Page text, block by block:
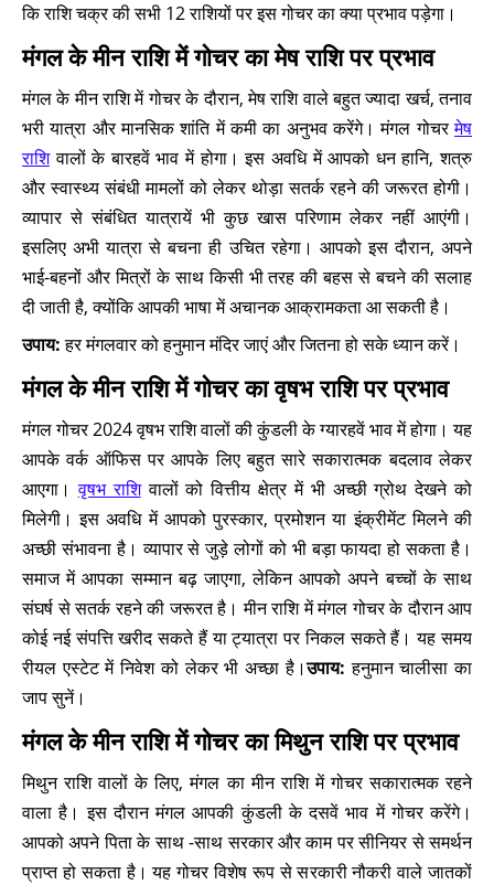
कि राशि चक्र की सभी 12 राशियों पर इस गोचर का क्या प्रभाव पड़ेगा।
मंगल के मीन राशि में गोचर का मेष राशि पर प्रभाव
मंगल के मीन राशि में गोचर के दौरान, मेष राशि वाले बहुत ज्यादा खर्च, तनाव
भरी यात्रा और मानसिक शांति में कमी का अनुभव करेंगे। मंगल गोचरमेष
राशिवालों के बारहवें भाव में होगा। इस अवधि में आपको धन हानि, शत्रु
और स्वास्थ्य संबंधी मामलों को लेकर थोड़ा सतर्क रहने की जरूरत होगी।
व्यापार से संबंधित यात्रायें भी कुछ खास परिणाम लेकर नहीं आएंगी।
इसलिए अभी यात्रा से बचना ही उचित रहेगा। आपको इस दौरान, अपने
भाई-बहनों और मित्रों के साथ किसी भी तरह की बहस से बचने की सलाह
दी जाती है, क्योंकि आपकी भाषा में अचानक आक्रामकता आ सकती है।
उपाय:हर मंगलवार को हनुमान मंदिर जाएं और जितना हो सके ध्यान करें।
मंगल के मीन राशि में गोचर का वृषभ राशि पर प्रभाव
मंगल गोचर 2024 वृषभ राशि वालों की कुंडली के ग्यारहवें भाव में होगा। यह
आपके वर्क ऑफिस पर आपके लिए बहुत सारे सकारात्मक बदलाव लेकर
आएगा।वृषभ राशिवालों को वित्तीय क्षेत्र में भी अच्छी ग्रोथ देखने को
मिलेगी। इस अवधि में आपको पुरस्कार, प्रमोशन या इंक्रीमेंट मिलने की
अच्छी संभावना है। व्यापार से जुड़े लोगों को भी बड़ा फायदा हो सकता है।
समाज में आपका सम्मान बढ़ जाएगा, लेकिन आपको अपने बच्चों के साथ
संघर्ष से सतर्क रहने की जरूरत है। मीन राशि में मंगल गोचर के दौरान आप
कोई नई संपत्ति खरीद सकते हैं या ट्यात्रा पर निकल सकते हैं। यह समय
रीयल एस्टेट में निवेश को लेकर भी अच्छा है।उपाय:हनुमान चालीसा का
जाप सुनें।
मंगल के मीन राशि में गोचर का मिथुन राशि पर प्रभाव
मिथुन राशि वालों के लिए, मंगल का मीन राशि में गोचर सकारात्मक रहने
वाला है। इस दौरान मंगल आपकी कुंडली के दसवें भाव में गोचर करेंगे।
आपको अपने पिता के साथ -साथ सरकार और काम पर सीनियर से समर्थन
प्राप्त हो सकता है। यह गोचर विशेष रूप से सरकारी नौकरी वाले जातकों